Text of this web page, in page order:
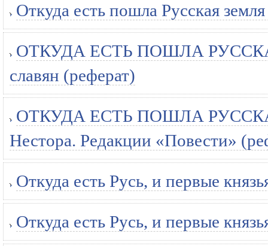
Откуда есть пошла Русская
ОТКУДА ЕСТЬ ПОШЛА
славян (реферат)
ОТКУДА ЕСТЬ ПОШЛА
Нестора. Редакции «Повести»
Откуда есть Русь, и первые
Откуда есть Русь, и первые